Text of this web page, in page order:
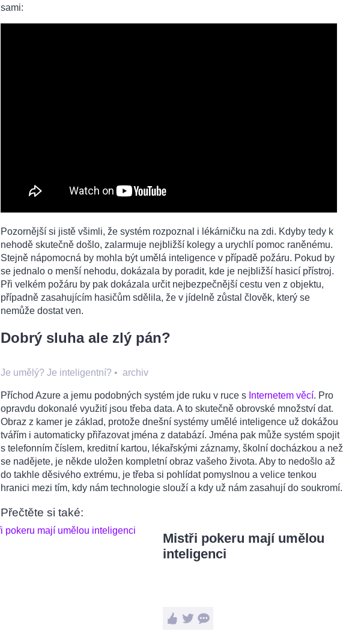
sami:
Pozornější si jistě všimli, že systém rozpoznal i lékárničku na zdi. Kdyby tedy k
nehodě skutečně došlo, zalarmuje nejbližší kolegy a urychlí pomoc raněnému.
Stejně nápomocná by mohla být umělá inteligence v případě požáru. Pokud by
se jednalo o menší nehodu, dokázala by poradit, kde je nejbližší hasicí přístroj.
Při velkém požáru by pak dokázala určit nejbezpečnější cestu ven z objektu,
případně zasahujícím hasičům sdělila, že v jídelně zůstal člověk, který se
nemůže dostat ven.
Dobrý sluha ale zlý pán?
Je umělý? Je inteligentní? • archiv
Příchod Azure a jemu podobných systém jde ruku v ruce s Internetem věcí. Pro
opravdu dokonalé využití jsou třeba data. A to skutečně obrovské množství dat.
Obraz z kamer je základ, protože dnešní systémy umělé inteligence už dokážou
tvářím i automaticky přiřazovat jména z databází. Jména pak může systém spojit
s telefonním číslem, kreditní kartou, lékařskými záznamy, školní docházkou a než
se nadějete, je někde uložen kompletní obraz vašeho života. Aby to nedošlo až
do takhle děsivého extrému, je třeba si pohlídat pomyslnou a velice tenkou
hranici mezi tím, kdy nám technologie slouží a kdy už nám zasahují do soukromí.
Přečtěte si také:
Mistři pokeru mají umělou
inteligenci